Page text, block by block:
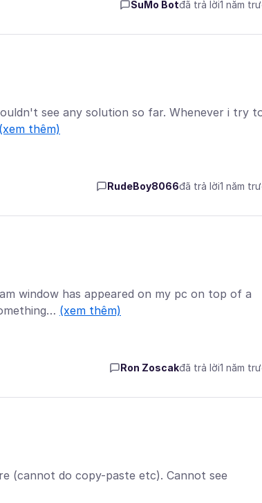
SuMo Botđã trả lời1 năm
see any solution so far. Whenever i try
(xem thêm)
RudeBoy8066đã trả lời1 năm
window has appeared on my pc on top of a
(xem thêm)
Ron Zoscakđã trả lời1 năm
(cannot do copy-paste etc). Cannot see